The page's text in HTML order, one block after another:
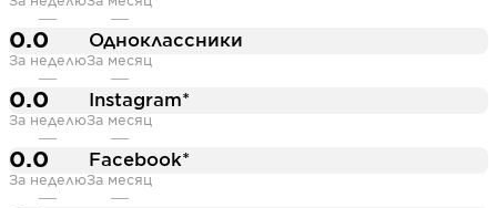
— —
0.0 Одноклассники
За неделю
—
За месяц
—
0.0 Instagram*
За неделю
—
За месяц
—
0.0 Facebook*
За неделю
—
За месяц
—